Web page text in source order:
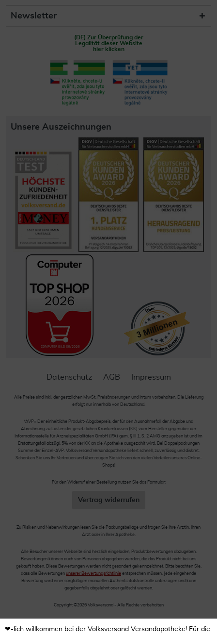
Newsletter
(DE) Zur Überprüfung der
Legalität dieser Website
hier klicken
Unsere Auszeichnungen
Datenschutz AGB Impressum
Alle Preise sind inkl. der gestzlichen MwSt. Preisänderungen und Irrtum vorbehalten. Die Lieferung
erfolgt nur innerhalb von Deutschland.
*AVP= Der einheitliche Produkt-Abgabepreis, der für den Ausnahmefall der Abgabe und
Abrechnung zu Lasten der gesetzlichen Krankenkassen (KK) vom Hersteller gegenüber der
Informationsstelle für Arzneispezialitäten GmbH (IFA) gem. § III 1, S. 2 AMG anzugeben ist und im
Erstattungsfall abzügl. 5% von der KK an die Apotheke ausgezahlt wird. Bei Doppelpackungen
Summe der Einzel-AVP. Volksversand Versandapotheke liefert schnell, zuverlässig und diskret.
Schenken Sie uns Ihr Vertrauen und überzeugen Sie sich von den vielen Vorteilen unseres Online-
Shops!
Für den Widerruf einer Bestellung nutzen Sie das Formular:
Vertrag widerrufen
Zu Risiken und Nebenwirkungen lesen Sie die Packungsbeilage und fragen Sie Ihre Ärztin, Ihren
Arzt oder in Ihrer Apotheke.
Alle Besucher unserer Webseite sind herzlich eingeladen, Produktbewertungen abzugeben.
Bewertungen können auch von Personen abgegeben werden, die das Produkt nicht bei uns
gekauft haben. Diese Bewertungen werden nicht gesondert gekennzeichnet. Bitte beachten Sie,
dass alle Bewertungen unserer Bewertungsrichtlinie entsprechen müssen. Jede eingehende
Bewertung wird einer sorgfältigen manuellen Authentizitätskontrolle unterzogen und kann
gegebenfalls abgelehnt oder gelöscht werden.
Copyright ©2026 Volksversand - Alle Rechte vorbehalten
❤-lich willkommen bei der Volksversand Versandapotheke! Für die